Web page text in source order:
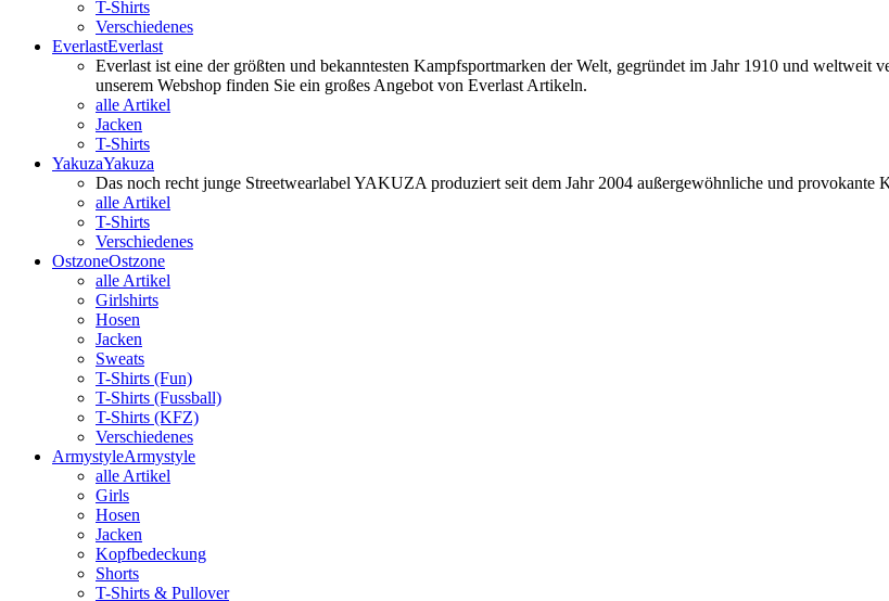
T-Shirts
Verschiedenes
EverlastEverlast
Everlast ist eine der größten und bekanntesten Kampfsportmarken der Welt, gegründet im Jahr 1910 und
unserem Webshop finden Sie ein großes Angebot von Everlast Artikeln.
alle Artikel
Jacken
T-Shirts
YakuzaYakuza
Das noch recht junge Streetwearlabel YAKUZA produziert seit dem Jahr 2004 außergewöhnliche und provokante
alle Artikel
T-Shirts
Verschiedenes
OstzoneOstzone
alle Artikel
Girlshirts
Hosen
Jacken
Sweats
T-Shirts (Fun)
T-Shirts (Fussball)
T-Shirts (KFZ)
Verschiedenes
ArmystyleArmystyle
alle Artikel
Girls
Hosen
Jacken
Kopfbedeckung
Shorts
T-Shirts & Pullover